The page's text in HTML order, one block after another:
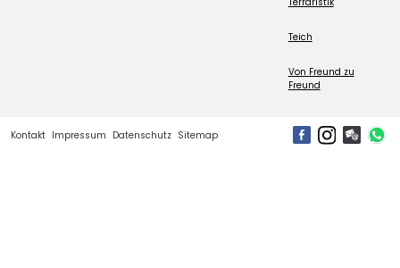
Teich
Von Freund zu
Freund
Kontakt Impressum Datenschutz Sitemap